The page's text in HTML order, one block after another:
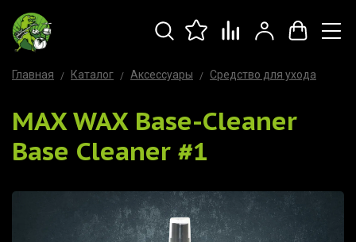
Главная Каталог Аксессуары Средство для ухода
MAX WAX Base-Cleaner
Base Cleaner #1